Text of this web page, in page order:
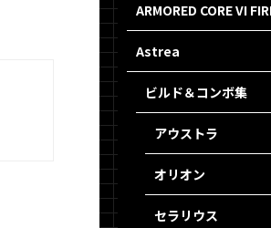
ARMORED CORE VI
Astrea
ビルド＆コンボ集
アウストラ
オリオン
セラリウス